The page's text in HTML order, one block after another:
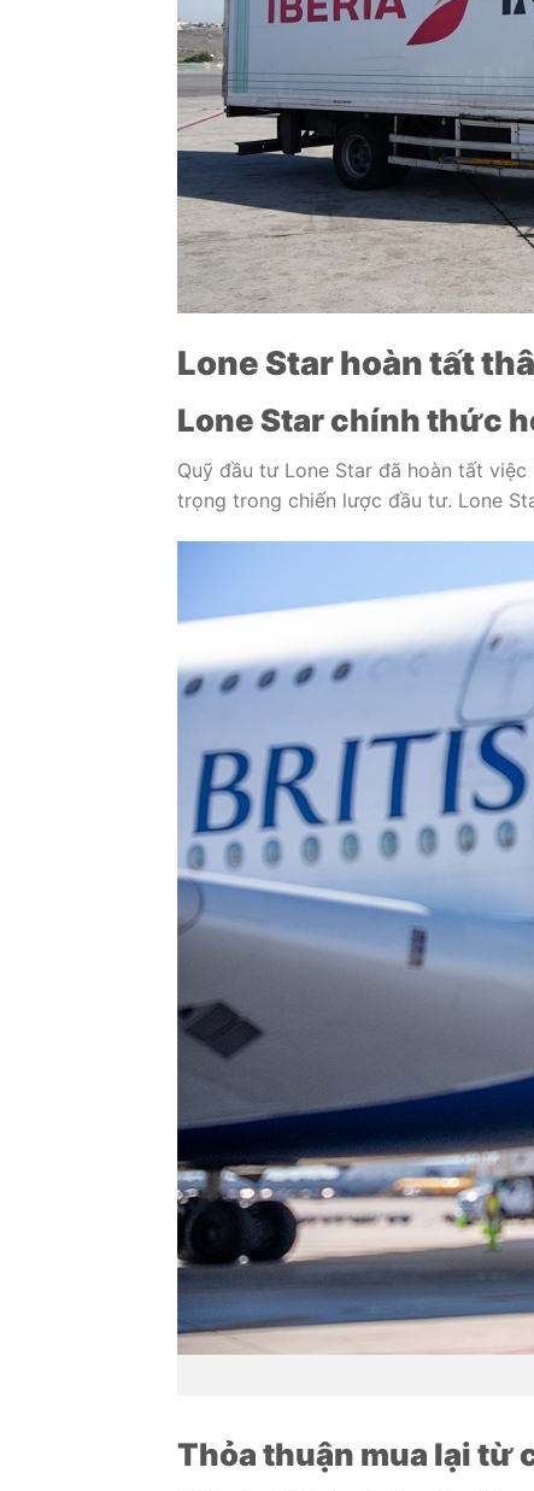
Lone Star hoàn tất
Lone Star chính thức
Quỹ đầu tư Lone Star đã hoàn tất
trọng trong chiến lược đầu tư. Lone
Thỏa thuận mua lại từ